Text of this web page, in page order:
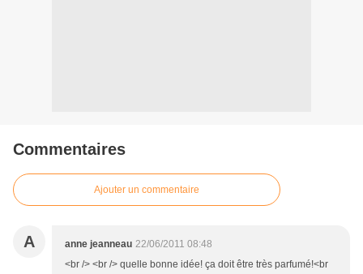
Commentaires
Ajouter un commentaire
A anne jeanneau 22/06/2011 08:48
<br /> <br /> quelle bonne idée! ça doit être très parfumé!<br